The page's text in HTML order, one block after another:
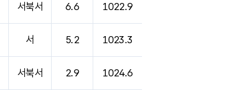
서북서 6.6 1022.9
서 5.2 1023.3
서북서 2.9 1024.6